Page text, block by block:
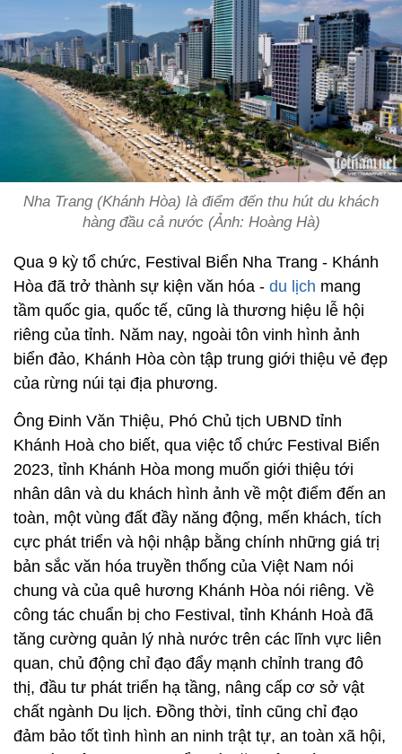
Nha Trang (Khánh Hòa) là điểm đến thu hút du khách
hàng đầu cả nước (Ảnh: Hoàng Hà)
Qua 9 kỳ tổ chức, Festival Biển Nha Trang - Khánh
Hòa đã trở thành sự kiện văn hóa - du lịch mang
tầm quốc gia, quốc tế, cũng là thương hiệu lễ hội
riêng của tỉnh. Năm nay, ngoài tôn vinh hình ảnh
biển đảo, Khánh Hòa còn tập trung giới thiệu vẻ đẹp
của rừng núi tại địa phương.
Ông Đinh Văn Thiệu, Phó Chủ tịch UBND tỉnh
Khánh Hoà cho biết, qua việc tổ chức Festival Biển
2023, tỉnh Khánh Hòa mong muốn giới thiệu tới
nhân dân và du khách hình ảnh về một điểm đến an
toàn, một vùng đất đầy năng động, mến khách, tích
cực phát triển và hội nhập bằng chính những giá trị
bản sắc văn hóa truyền thống của Việt Nam nói
chung và của quê hương Khánh Hòa nói riêng. Về
công tác chuẩn bị cho Festival, tỉnh Khánh Hoà đã
tăng cường quản lý nhà nước trên các lĩnh vực liên
quan, chủ động chỉ đạo đẩy mạnh chỉnh trang đô
thị, đầu tư phát triển hạ tầng, nâng cấp cơ sở vật
chất ngành Du lịch. Đồng thời, tỉnh cũng chỉ đạo
đảm bảo tốt tình hình an ninh trật tự, an toàn xã hội,